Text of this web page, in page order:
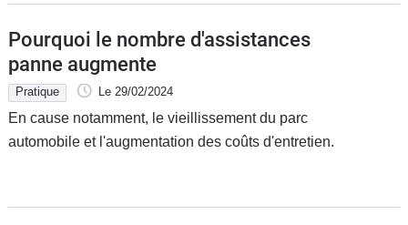
Pourquoi le nombre d'assistances
panne augmente
Pratique Le 29/02/2024
En cause notamment, le vieillissement du parc
automobile et l'augmentation des coûts d'entretien.